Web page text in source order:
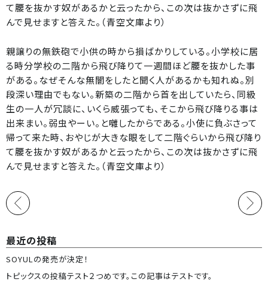
て腰を抜かす奴があるかと云ったから、この次は抜かさずに飛
んで見せますと答えた。（青空文庫より）
親譲りの無鉄砲で小供の時から損ばかりしている。小学校に居
る時分学校の二階から飛び降りて一週間ほど腰を抜かした事
がある。なぜそんな無闇をしたと聞く人があるかも知れぬ。別
段深い理由でもない。新築の二階から首を出していたら、同級
生の一人が冗談に、いくら威張っても、そこから飛び降りる事は
出来まい。弱虫やーい。と囃したからである。小使に負ぶさって
帰って来た時、おやじが大きな眼をして二階ぐらいから飛び降り
て腰を抜かす奴があるかと云ったから、この次は抜かさずに飛
んで見せますと答えた。（青空文庫より）
最近の投稿
SOYULの発売が決定！
トピックスの投稿テスト２つめです。この記事はテストです。